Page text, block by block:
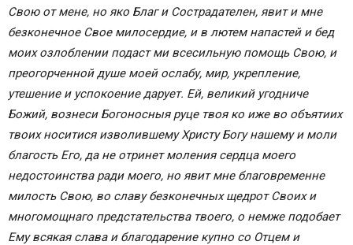
Свою от мене, но яко Благ и Сострадателен, явит и мне
безконечное Свое милосердие, и в лютем напастей и бед
моих озлоблении подаст ми всесильную помощь Свою, и
преогорченной душе моей ослабу, мир, укрепление,
утешение и успокоение дарует. Ей, великий угодниче
Божий, вознеси Богоносныя руце твоя ко иже во объятиих
твоих носитися изволившему Христу Богу нашему и моли
благость Его, да не отринет моления сердца моего
недостоинства ради моего, но явит мне благовременне
милость Свою, во славу безконечных щедрот Своих и
многомощнаго предстательства твоего, о немже подобает
Ему всякая слава и благодарение купно со Отцем и